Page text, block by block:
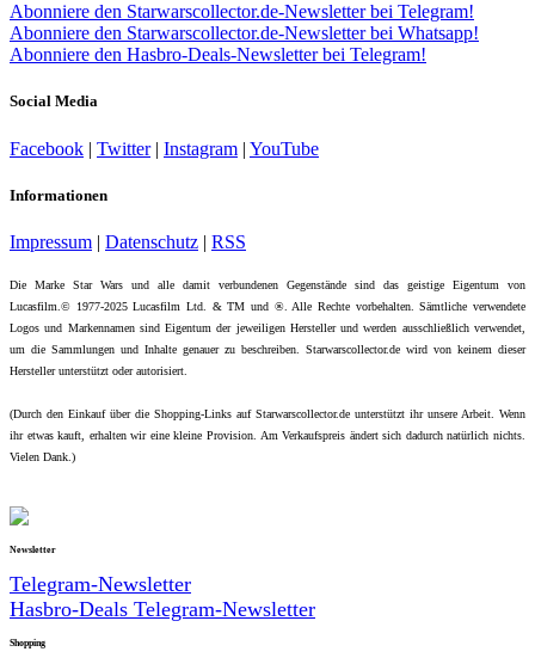
Abonniere den Starwarscollector.de-Newsletter bei Telegram!
Abonniere den Starwarscollector.de-Newsletter bei Whatsapp!
Abonniere den Hasbro-Deals-Newsletter bei Telegram!
Social Media
Facebook | Twitter| Instagram | YouTube
Informationen
Impressum | Datenschutz | RSS
Die Marke Star Wars und alle damit verbundenen Gegenstände sind das geistige Eigentum von
Lucasfilm.© 1977-2025 Lucasfilm Ltd. & TM und ®. Alle Rechte vorbehalten. Sämtliche verwendete
Logos und Markennamen sind Eigentum der jeweiligen Hersteller und werden ausschließlich verwendet,
um die Sammlungen und Inhalte genauer zu beschreiben. Starwarscollector.de wird von keinem dieser
Hersteller unterstützt oder autorisiert.
(Durch den Einkauf über die Shopping-Links auf Starwarscollector.de unterstützt ihr unsere Arbeit. Wenn
ihr etwas kauft, erhalten wir eine kleine Provision. Am Verkaufspreis ändert sich dadurch natürlich nichts.
Vielen Dank.)
Newsletter
Telegram-Newsletter
Hasbro-Deals Telegram-Newsletter
Shopping